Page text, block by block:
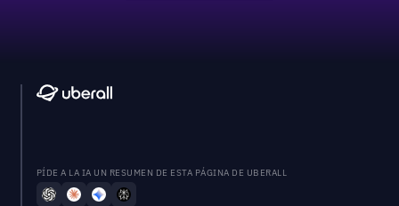
PÍDE A LA IA UN RESUMEN DE ESTA PÁGINA DE UBERALL